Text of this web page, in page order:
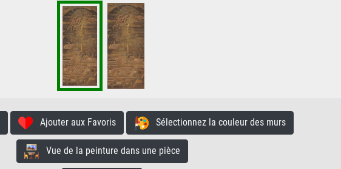
Ajouter aux Favoris Sélectionnez la couleur des murs
Vue de la peinture dans une pièce